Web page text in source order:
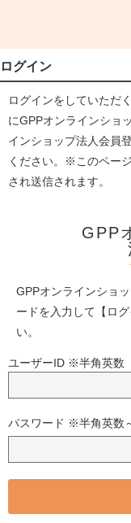
ログイン
ログインをしていただ
にGPPオンラインショ
インショップ法人会員
ください。※このペー
され送信されます。
GPP
GPPオンラインショ
ードを入力して【ロ
い。
ユーザーID ※半角英数
パスワード ※半角英数